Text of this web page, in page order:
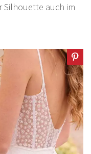
Silhouette auch im